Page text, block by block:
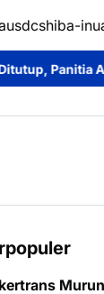
usdcshiba-inu
Seluruh